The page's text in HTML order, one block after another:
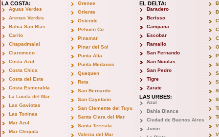
LA COSTA:
Aguas Verdes
Arenas Verdes
Bahia San Blas
Carilo
Chapadmalal
Claromeco
Costa Azul
Costa Chica
Costa del Este
Costa Esmeralda
La Lucila del Mar
Las Gaviotas
Las Toninas
Mar Azul
Mar Chiquita
Orense
Oriente
Ostende
Pehuen Co
Pinamar
Pinar del Sol
Punta Alta
Punta Medanos
Quequen
Reta
San Bernardo
San Cayetano
San Clemente del Tuyu
Santa Clara del Mar
Santa Teresita
Valeria del Mar
EL DELTA:
Baradero
Berisso
Campana
Escobar
Ramallo
San Fernando
San Nicolas
San Pedro
Tigre
Zarate
LAS URBES:
Azul
Bahia Blanca
Ciudad de Buenos Aires
Junin